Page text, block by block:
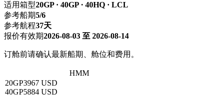
适用箱型20GP · 40GP · 40HQ · LCL
参考船期5/6
参考航程37天
报价有效期2026-08-03 至 2026-08-14
订舱前请确认最新船期、舱位和费用。
HMM
20GP3967 USD
40GP5884 USD